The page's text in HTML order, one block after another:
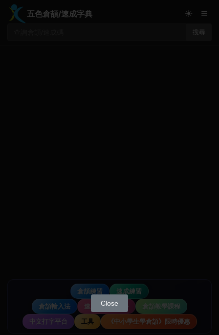
五色倉頡/速成字典
搜尋
☀ ≡
倉頡練習
速成練習
倉頡輸入法
速成輸入法教學
倉頡教學課程
中文打字平台
工具 《中小學生學倉頡》限時優惠
Close